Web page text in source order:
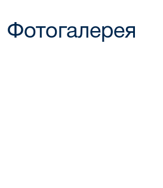
Фотогалерея